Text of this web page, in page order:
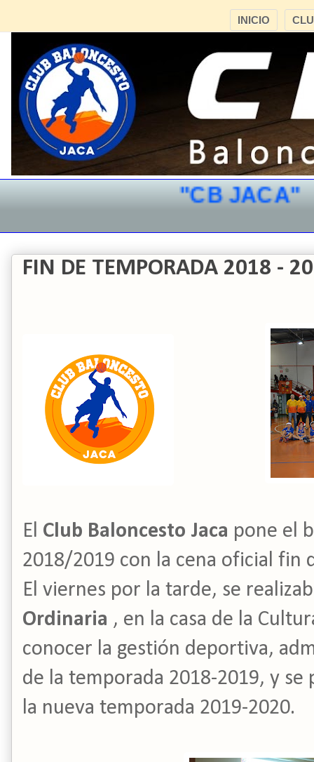
INICIO
"CB JACA" ***
FIN DE TEMPORADA 2018 -
El Club Baloncesto Jaca pone el
2018/2019 con la cena oficial fin
El viernes por la tarde, se
Ordinaria , en la casa de la
conocer la gestión deportiva,
de la temporada 2018-2019, y
la nueva temporada 2019-2020.